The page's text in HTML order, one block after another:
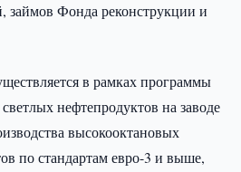
займов Фонда реконструкции и
в рамках программы
нефтепродуктов на заводе
высокооктановых
по стандартам евро-3 и выше,